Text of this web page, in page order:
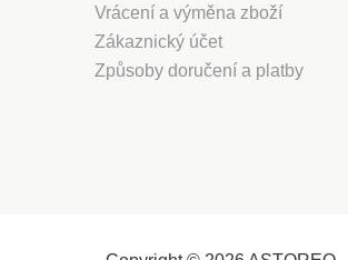
Vrácení a výměna zboží
Zákaznický účet
Způsoby doručení a platby